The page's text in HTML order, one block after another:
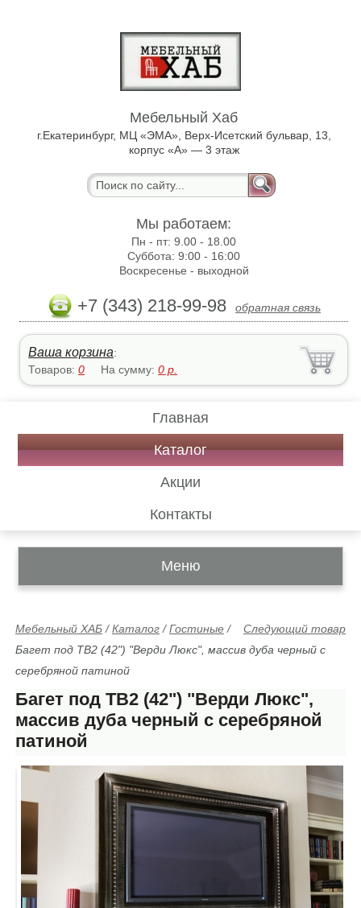
Мебельный Хаб
г.Екатеринбург, МЦ «ЭМА», Верх-Исетский бульвар, 13,
корпус «А» — 3 этаж
Мы работаем:
Пн - пт:9.00 - 18.00
Суббота:9:00 - 16:00
Воскресенье - выходной
+7 (343) 218-99-98 обратная связь
Ваша корзина:
Товаров:0 На сумму:0 р.
Главная
Каталог
Акции
Контакты
Меню
Следующий товар
Мебельный ХАБ /Каталог /Гостиные /
Багет под ТВ2 (42") "Верди Люкс", массив дуба черный с
серебряной патиной
Багет под ТВ2 (42") "Верди Люкс",
массив дуба черный с серебряной
патиной